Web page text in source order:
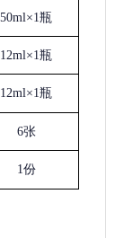
50ml×1瓶
12ml×1瓶
12ml×1瓶
6张
1份